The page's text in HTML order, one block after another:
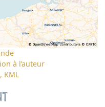
à l’auteur
KML